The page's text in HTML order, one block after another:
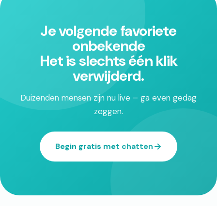
Je volgende favoriete
onbekende
Het is slechts één klik
verwijderd.
Duizenden mensen zijn nu live – ga even gedag
zeggen.
Begin gratis met chatten